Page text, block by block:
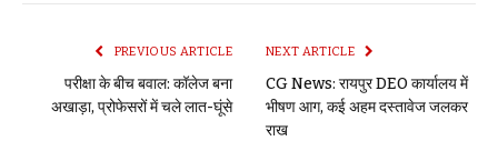
PREVIOUS ARTICLE
परीक्षा के बीच बवाल: कॉलेज बना
अखाड़ा, प्रोफेसरों में चले लात-घूंसे
NEXT ARTICLE
CG News: रायपुर DEO कार्यालय में
भीषण आग, कई अहम दस्तावेज जलकर
राख